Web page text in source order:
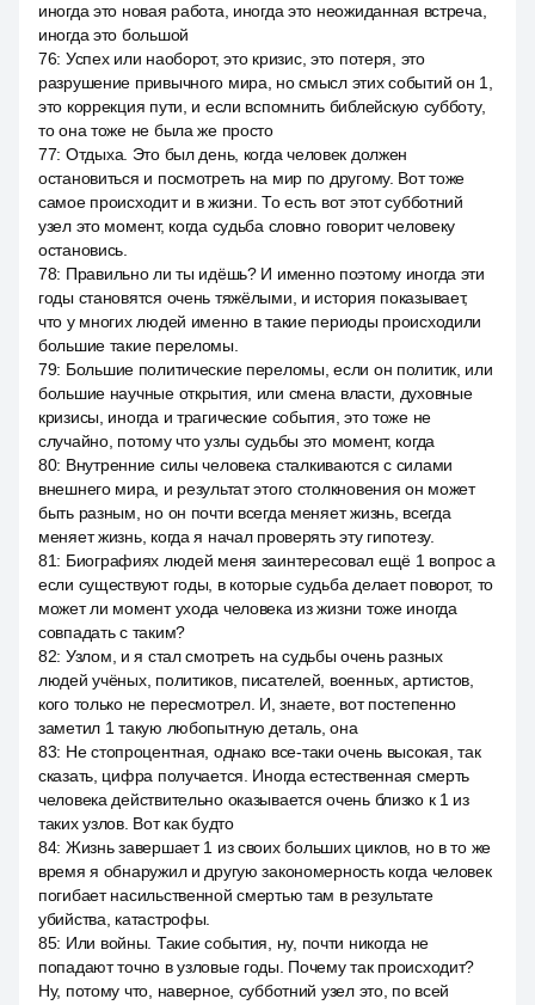
иногда это новая работа, иногда это неожиданная встреча,
иногда это большой
76: Успех или наоборот, это кризис, это потеря, это
разрушение привычного мира, но смысл этих событий он 1,
это коррекция пути, и если вспомнить библейскую субботу,
то она тоже не была же просто
77: Отдыха. Это был день, когда человек должен
остановиться и посмотреть на мир по другому. Вот тоже
самое происходит и в жизни. То есть вот этот субботний
узел это момент, когда судьба словно говорит человеку
остановись.
78: Правильно ли ты идёшь? И именно поэтому иногда эти
годы становятся очень тяжёлыми, и история показывает,
что у многих людей именно в такие периоды происходили
большие такие переломы.
79: Большие политические переломы, если он политик, или
большие научные открытия, или смена власти, духовные
кризисы, иногда и трагические события, это тоже не
случайно, потому что узлы судьбы это момент, когда
80: Внутренние силы человека сталкиваются с силами
внешнего мира, и результат этого столкновения он может
быть разным, но он почти всегда меняет жизнь, всегда
меняет жизнь, когда я начал проверять эту гипотезу.
81: Биографиях людей меня заинтересовал ещё 1 вопрос а
если существуют годы, в которые судьба делает поворот, то
может ли момент ухода человека из жизни тоже иногда
совпадать с таким?
82: Узлом, и я стал смотреть на судьбы очень разных
людей учёных, политиков, писателей, военных, артистов,
кого только не пересмотрел. И, знаете, вот постепенно
заметил 1 такую любопытную деталь, она
83: Не стопроцентная, однако все-таки очень высокая, так
сказать, цифра получается. Иногда естественная смерть
человека действительно оказывается очень близко к 1 из
таких узлов. Вот как будто
84: Жизнь завершает 1 из своих больших циклов, но в то же
время я обнаружил и другую закономерность когда человек
погибает насильственной смертью там в результате
убийства, катастрофы.
85: Или войны. Такие события, ну, почти никогда не
попадают точно в узловые годы. Почему так происходит?
Ну, потому что, наверное, субботний узел это, по всей